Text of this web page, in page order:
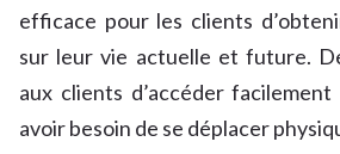
efficace pour les clients
sur leur vie actuelle et future.
aux clients d’accéder facilement
avoir besoin de se déplacer